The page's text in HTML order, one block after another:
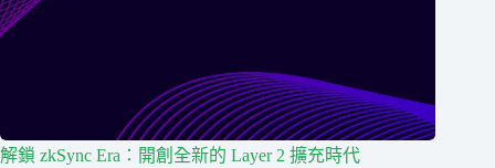
解鎖 zkSync Era：開創全新的 Layer 2 擴充時代